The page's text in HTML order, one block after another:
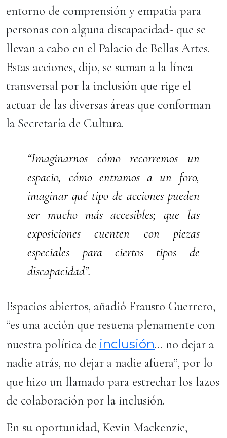
entorno de comprensión y empatía para
personas con alguna discapacidad- que se
llevan a cabo en el Palacio de Bellas Artes.
Estas acciones, dijo, se suman a la línea
transversal por la inclusión que rige el
actuar de las diversas áreas que conforman
la Secretaría de Cultura.
“Imaginarnos cómo recorremos un
espacio, cómo entramos a un foro,
imaginar qué tipo de acciones pueden
ser mucho más accesibles; que las
exposiciones cuenten con piezas
especiales para ciertos tipos de
discapacidad”.
Espacios abiertos, añadió Frausto Guerrero,
“es una acción que resuena plenamente con
nuestra política de inclusión… no dejar a
nadie atrás, no dejar a nadie afuera”, por lo
que hizo un llamado para estrechar los lazos
de colaboración por la inclusión.
En su oportunidad, Kevin Mackenzie,